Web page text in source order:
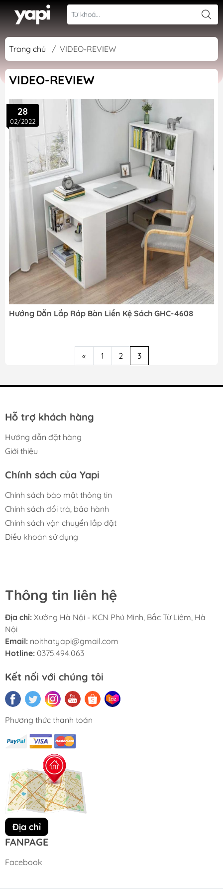
Trang chủ / VIDEO-REVIEW
VIDEO-REVIEW
28
02/2022
Hướng Dẫn Lắp Ráp Bàn Liền Kệ Sách GHC-4608
« 1 2 3
Hỗ trợ khách hàng
Hướng dẫn đặt hàng
Giới thiệu
Chính sách của Yapi
Chính sách bảo mật thông tin
Chính sách đổi trả, bảo hành
Chính sách vận chuyển lắp đặt
Điều khoản sử dụng
Thông tin liên hệ
Địa chỉ: Xưởng Hà Nội - KCN Phú Minh, Bắc Từ Liêm, Hà
Nội
Email: noithatyapi@gmail.com
Hotline: 0375.494.063
Kết nối với chúng tôi
Phương thức thanh toán
Địa chỉ
FANPAGE
Facebook